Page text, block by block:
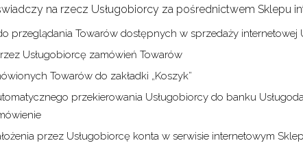
na rzecz Usługobiorcy za pośrednictwem Sklepu
przeglądania Towarów dostępnych w sprzedaży internetowej
Usługobiorcę zamówień Towarów
Towarów do zakładki „Koszyk”
przekierowania Usługobiorcy do banku
przez Usługobiorcę konta w serwisie internetowym